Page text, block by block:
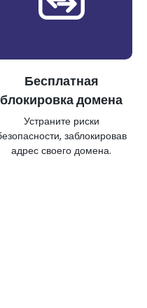
Бесплатная
блокировка домена
Устраните риски
заблокировав
адрес своего домена.